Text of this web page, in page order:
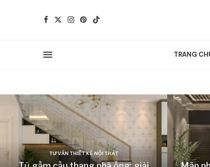
TRANG
TƯ VẤN THIẾT KẾ NỘI THẤT